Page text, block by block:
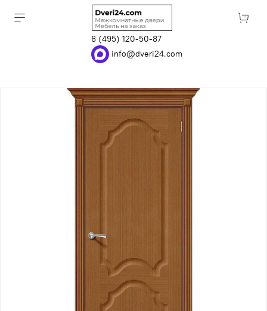
8 (495) 120-50-87
info@dveri24.com